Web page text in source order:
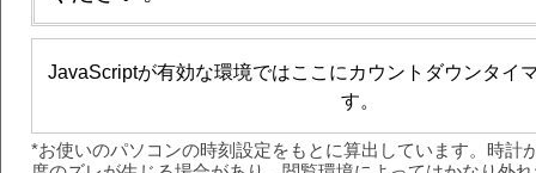
JavaScriptが有効な環境ではここにカウントダウンタイ
す。
*お使いのパソコンの時刻設定をもとに算出しています。時計